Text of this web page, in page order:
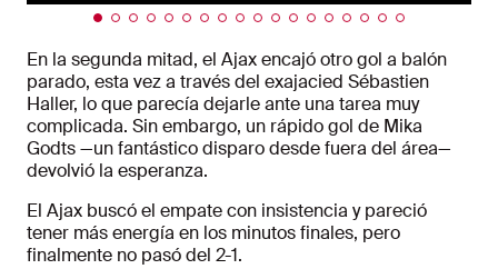
En la segunda mitad, el Ajax encajó otro gol a balón
parado, esta vez a través del exajacied Sébastien
Haller, lo que parecía dejarle ante una tarea muy
complicada. Sin embargo, un rápido gol de Mika
Godts —un fantástico disparo desde fuera del área—
devolvió la esperanza.
El Ajax buscó el empate con insistencia y pareció
tener más energía en los minutos finales, pero
finalmente no pasó del 2-1.